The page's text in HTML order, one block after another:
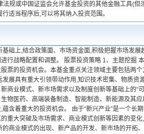
规或中国证监会允许基金投资的其他金融工具(
适当程序后,可以将其纳入投资范围。
础上,结合政策面、市场资金面,积极把握市场发
行战略配置和调整。 股票投资策略 1、主题挖掘
票的投资机会。本基金重点关注领域主要包括两
展具有重大引领带动作用,知识技术密集、物质
商业模式、新市场需求以及制度创新等基础上的“
物医药、高端装备制造、智能制造、新能源及其
含着重大的投资机会。 由于“新兴产业”是一个长
重大突破及市场需求、商业模式创新等因素的变
商业模式的出现、新产品的开发、新市场的开拓